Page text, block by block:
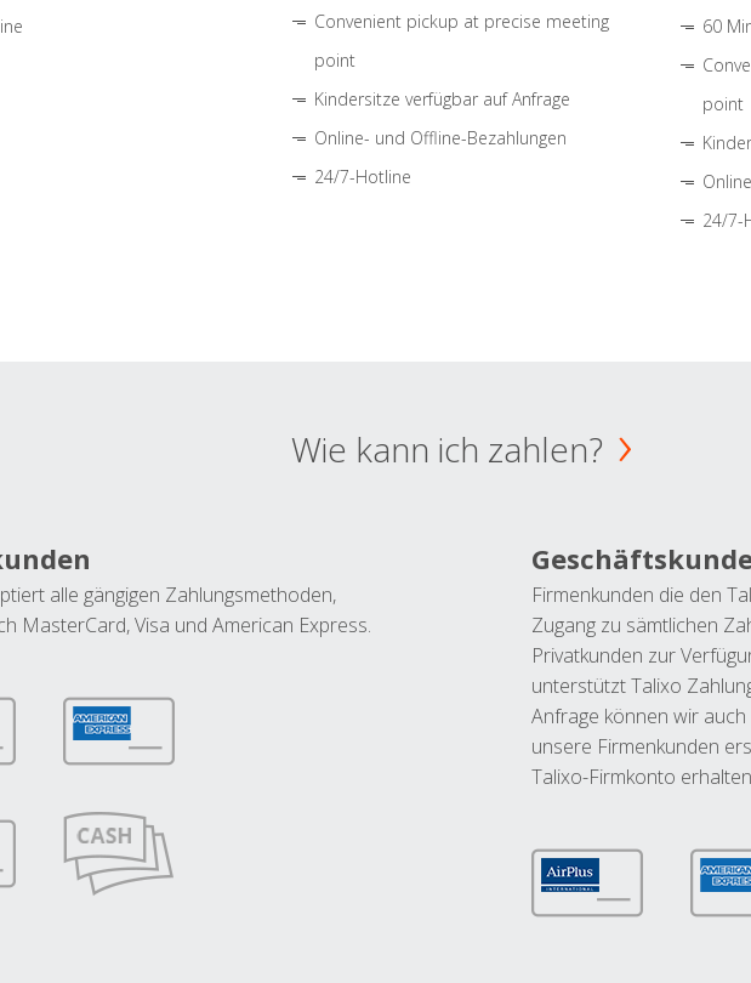
Convenient pickup at precise meeting
point
Kindersitze verfügbar auf Anfrage
Online- und Offline-Bezahlungen
24/7-Hotline
60
point
24/7-
Wie kann ich zahlen?
alle gängigen Zahlungsmethoden,
MasterCard, Visa und American Express.
Firmenkunden die den
Zugang zu sämtlichen
Privatkunden zur
unterstützt Talixo
Anfrage können wir
unsere Firmenkunden
Talixo-Firmkonto